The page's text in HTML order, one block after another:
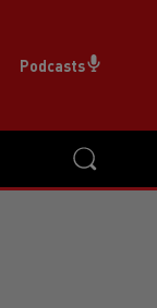
Podcasts